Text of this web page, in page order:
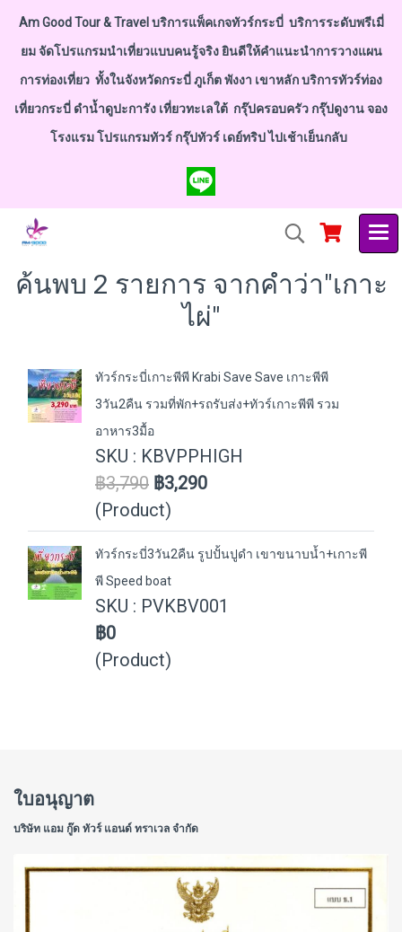
Am Good Tour & Travel บริการแพ็คเกจทัวร์กระบี่ บริการระดับพรีเมี่
ยม จัดโปรแกรมนำเที่ยวแบบคนรู้จริง ยินดีให้คำแนะนำการวางแผน
การท่องเที่ยว ทั้งในจังหวัดกระบี่ ภูเก็ต พังงา เขาหลัก บริการทัวร์ท่อง
เที่ยวกระบี่ ดำน้ำดูปะการัง เที่ยวทะเลใต้ กรุ๊ปครอบครัว กรุ๊ปดูงาน จอง
โรงแรม โปรแกรมทัวร์ กรุ๊ปทัวร์ เดย์ทริป ไปเช้าเย็นกลับ
ค้นพบ 2 รายการ จากคำว่า"เกาะ
ไผ่"
ทัวร์กระบี่เกาะพีพี Krabi Save Save เกาะพีพี
3วัน2คืน รวมที่พัก+รถรับส่ง+ทัวร์เกาะพีพี รวม
อาหาร3มื้อ
SKU : KBVPPHIGH
฿3,790 ฿3,290
(Product)
ทัวร์กระบี่3วัน2คืน รูปปั้นปูดำ เขาขนาบน้ำ+เกาะพี
พี Speed boat
SKU : PVKBV001
฿0
(Product)
ใบอนุญาต
บริษัท แอม กู๊ด ทัวร์ แอนด์ ทราเวล จำกัด